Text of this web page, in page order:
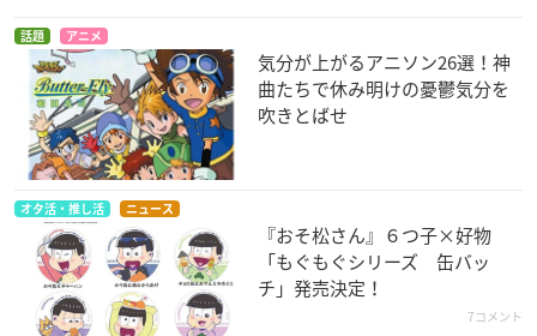
話題 アニメ
気分が上がるアニソン26選！神
曲たちで休み明けの憂鬱気分を
吹きとばせ
オタ活・推し活 ニュース
『おそ松さん』６つ子×好物
「もぐもぐシリーズ 缶バッ
チ」発売決定！
7コメント